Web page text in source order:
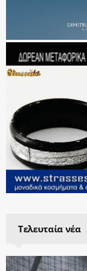
Τελευταία νέα